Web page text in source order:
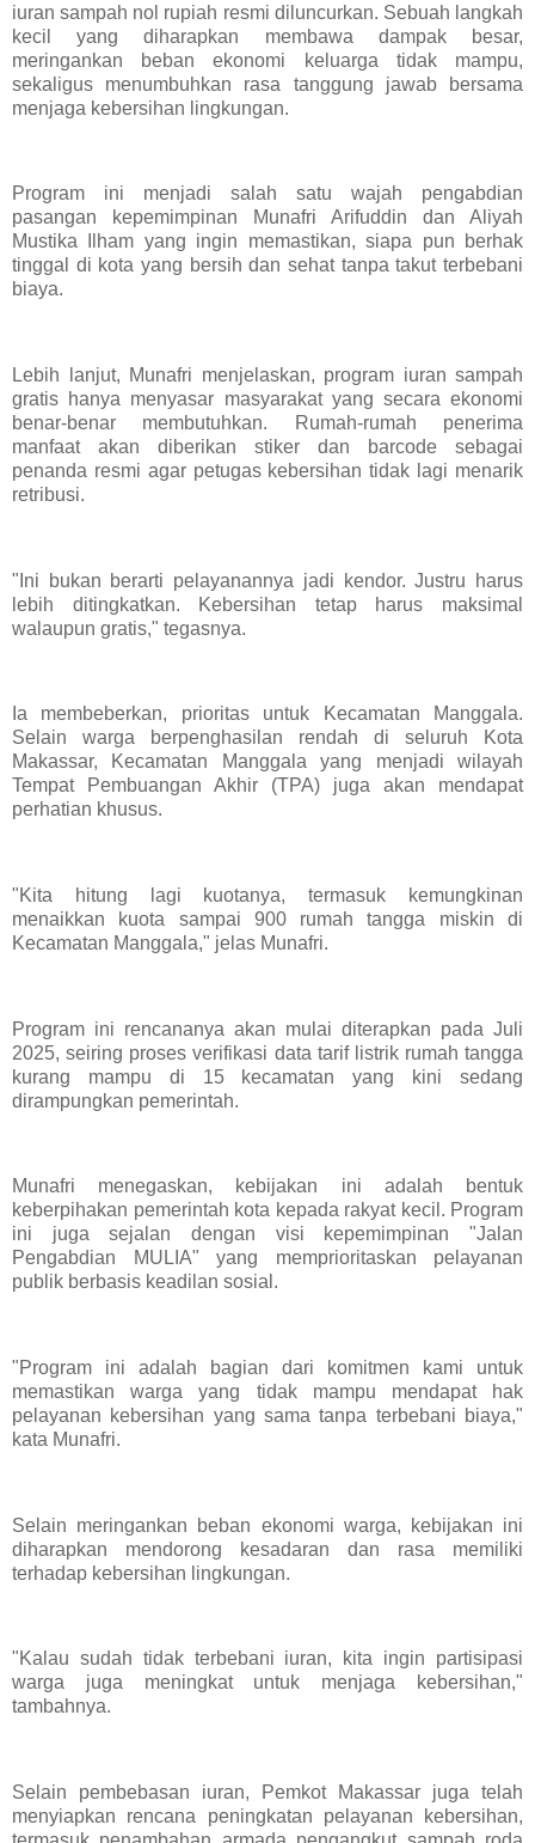
iuran sampah nol rupiah resmi diluncurkan. Sebuah langkah
kecil yang diharapkan membawa dampak besar,
meringankan beban ekonomi keluarga tidak mampu,
sekaligus menumbuhkan rasa tanggung jawab bersama
menjaga kebersihan lingkungan.
Program ini menjadi salah satu wajah pengabdian
pasangan kepemimpinan Munafri Arifuddin dan Aliyah
Mustika Ilham yang ingin memastikan, siapa pun berhak
tinggal di kota yang bersih dan sehat tanpa takut terbebani
biaya.
Lebih lanjut, Munafri menjelaskan, program iuran sampah
gratis hanya menyasar masyarakat yang secara ekonomi
benar-benar membutuhkan. Rumah-rumah penerima
manfaat akan diberikan stiker dan barcode sebagai
penanda resmi agar petugas kebersihan tidak lagi menarik
retribusi.
"Ini bukan berarti pelayanannya jadi kendor. Justru harus
lebih ditingkatkan. Kebersihan tetap harus maksimal
walaupun gratis," tegasnya.
Ia membeberkan, prioritas untuk Kecamatan Manggala.
Selain warga berpenghasilan rendah di seluruh Kota
Makassar, Kecamatan Manggala yang menjadi wilayah
Tempat Pembuangan Akhir (TPA) juga akan mendapat
perhatian khusus.
"Kita hitung lagi kuotanya, termasuk kemungkinan
menaikkan kuota sampai 900 rumah tangga miskin di
Kecamatan Manggala," jelas Munafri.
Program ini rencananya akan mulai diterapkan pada Juli
2025, seiring proses verifikasi data tarif listrik rumah tangga
kurang mampu di 15 kecamatan yang kini sedang
dirampungkan pemerintah.
Munafri menegaskan, kebijakan ini adalah bentuk
keberpihakan pemerintah kota kepada rakyat kecil. Program
ini juga sejalan dengan visi kepemimpinan "Jalan
Pengabdian MULIA" yang memprioritaskan pelayanan
publik berbasis keadilan sosial.
"Program ini adalah bagian dari komitmen kami untuk
memastikan warga yang tidak mampu mendapat hak
pelayanan kebersihan yang sama tanpa terbebani biaya,"
kata Munafri.
Selain meringankan beban ekonomi warga, kebijakan ini
diharapkan mendorong kesadaran dan rasa memiliki
terhadap kebersihan lingkungan.
"Kalau sudah tidak terbebani iuran, kita ingin partisipasi
warga juga meningkat untuk menjaga kebersihan,"
tambahnya.
Selain pembebasan iuran, Pemkot Makassar juga telah
menyiapkan rencana peningkatan pelayanan kebersihan,